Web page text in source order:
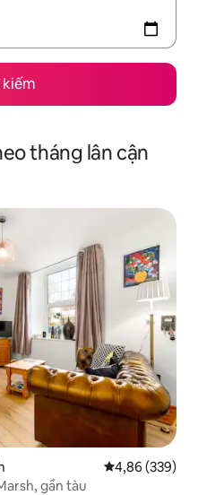
tháng lân cận
Xếp hạng
4,86 (339)
gần tàu